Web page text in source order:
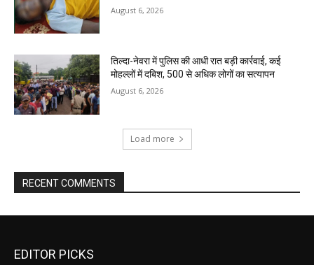
August 6, 2026
तिल्दा-नेवरा में पुलिस की आधी रात बड़ी कार्रवाई, कई
मोहल्लों में दबिश, 500 से अधिक लोगों का सत्यापन
August 6, 2026
Load more
RECENT COMMENTS
EDITOR PICKS